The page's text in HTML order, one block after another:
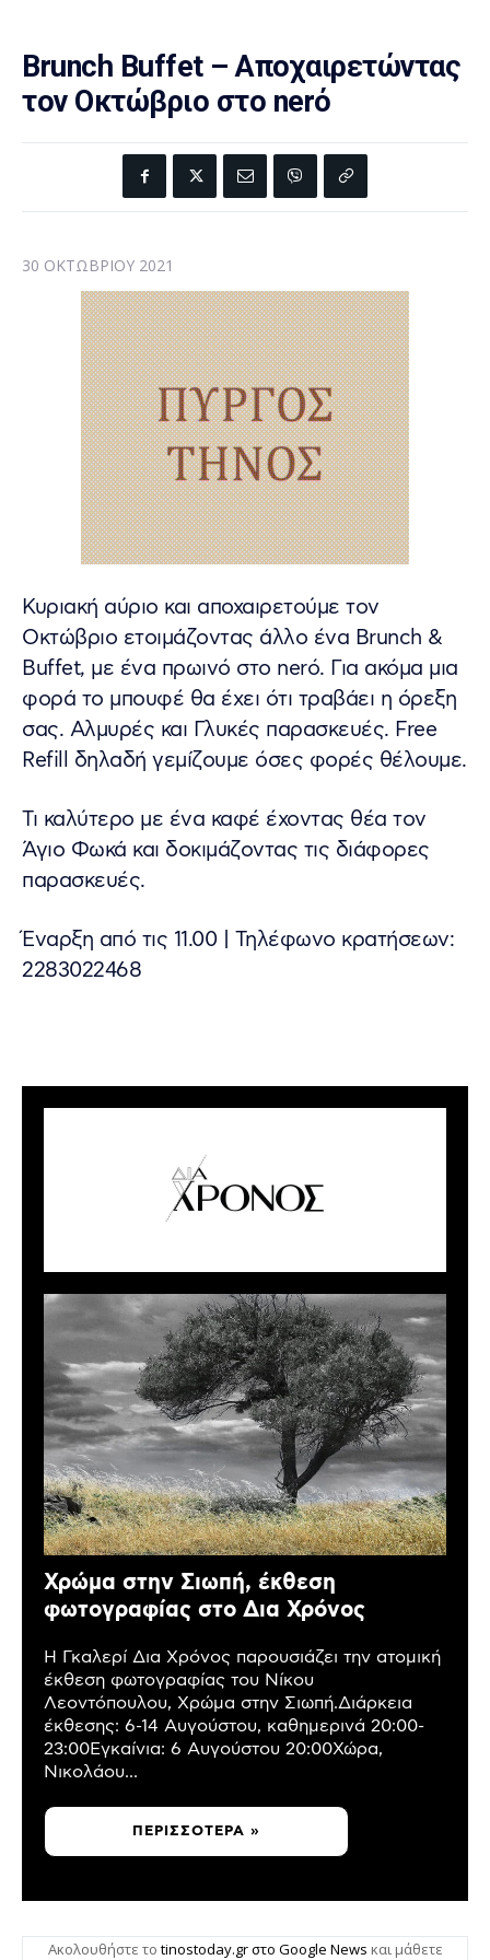
Brunch Buffet – Αποχαιρετώντας
τον Οκτώβριο στο nerό
30 ΟΚΤΩΒΡΊΟΥ 2021
Κυριακή αύριο και αποχαιρετούμε τον
Οκτώβριο ετοιμάζοντας άλλο ένα Brunch &
Buffet, με ένα πρωινό στο nerό. Για ακόμα μια
φορά το μπουφέ θα έχει ότι τραβάει η όρεξη
σας. Αλμυρές και Γλυκές παρασκευές. Free
Refill δηλαδή γεμίζουμε όσες φορές θέλουμε.
Τι καλύτερο με ένα καφέ έχοντας θέα τον
Άγιο Φωκά και δοκιμάζοντας τις διάφορες
παρασκευές.
Έναρξη από τις 11.00 | Τηλέφωνο κρατήσεων:
2283022468
Χρώμα στην Σιωπή, έκθεση
φωτογραφίας στο Δια Χρόνος
Η Γκαλερί Δια Χρόνος παρουσιάζει την ατομική
έκθεση φωτογραφίας του Νίκου
Λεοντόπουλου, Χρώμα στην Σιωπή.Διάρκεια
έκθεσης: 6-14 Αυγούστου, καθημερινά 20:00-
23:00Εγκαίνια: 6 Αυγούστου 20:00Χώρα,
Νικολάου...
ΠΕΡΙΣΣΌΤΕΡΑ »
Ακολουθήστε το tinostoday.gr στο Google News και μάθετε